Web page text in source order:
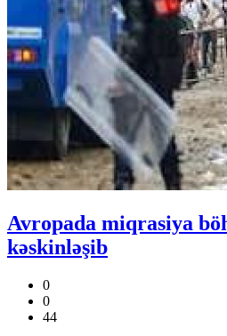
Avropada miqrasiya
kəskinləşib
0
0
44